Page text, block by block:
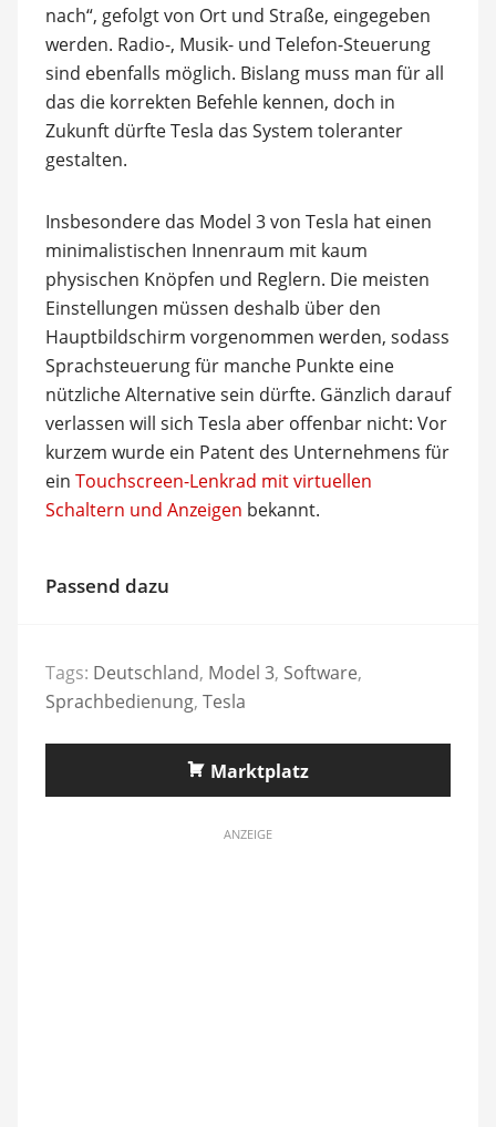
nach“, gefolgt von Ort und Straße, eingegeben
werden. Radio-, Musik- und Telefon-Steuerung
sind ebenfalls möglich. Bislang muss man für all
das die korrekten Befehle kennen, doch in
Zukunft dürfte Tesla das System toleranter
gestalten.
Insbesondere das Model 3 von Tesla hat einen
minimalistischen Innenraum mit kaum
physischen Knöpfen und Reglern. Die meisten
Einstellungen müssen deshalb über den
Hauptbildschirm vorgenommen werden, sodass
Sprachsteuerung für manche Punkte eine
nützliche Alternative sein dürfte. Gänzlich darauf
verlassen will sich Tesla aber offenbar nicht: Vor
kurzem wurde ein Patent des Unternehmens für
ein Touchscreen-Lenkrad mit virtuellen
Schaltern und Anzeigen bekannt.
Passend dazu
Tags: Deutschland, Model 3, Software,
Sprachbedienung, Tesla
Marktplatz
ANZEIGE